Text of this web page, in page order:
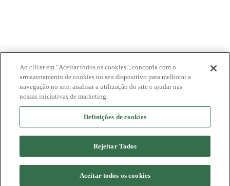
Ao clicar em "Aceitar todos os cookies", concorda com o
armazenamento de cookies no seu dispositivo para melhorar a
navegação no site, analisar a utilização do site e ajudar nas
nossas iniciativas de marketing.
Definições de cookies
Rejeitar Todos
Aceitar todos os cookies